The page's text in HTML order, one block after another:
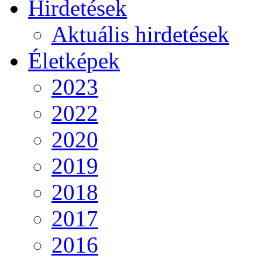
Hirdetések
Aktuális hirdetések
Életképek
2023
2022
2020
2019
2018
2017
2016